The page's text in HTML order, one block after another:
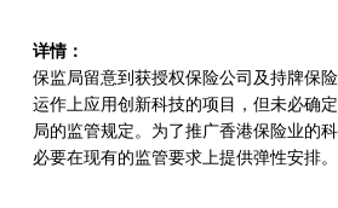
险
科
技
详情：
保监局留意到获授权保险公司及持牌保
运作上应用创新科技的项目，但未必确
局的监管规定。为了推广香港保险业的
必要在现有的监管要求上提供弹性安排。